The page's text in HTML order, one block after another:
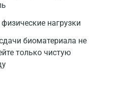
нагрузки
биоматериала не
только чистую